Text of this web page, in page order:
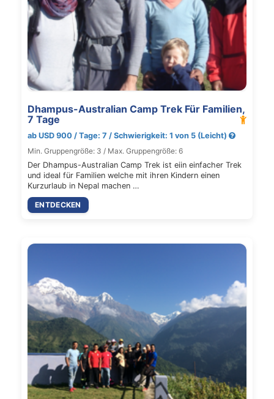
Dhampus-Australian Camp Trek Für Familien,
7 Tage
ab USD 900 / Tage: 7 / Schwierigkeit: 1 von 5 (Leicht)
Min. Gruppengröße: 3 / Max. Gruppengröße: 6
Der Dhampus-Australian Camp Trek ist eiin einfacher Trek
und ideal für Familien welche mit ihren Kindern einen
Kurzurlaub in Nepal machen …
ENTDECKEN